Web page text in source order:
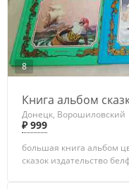
8
Книга альбом
Донецк, Ворошиловский
₽ 999
большая книга альбом
сказок издательство